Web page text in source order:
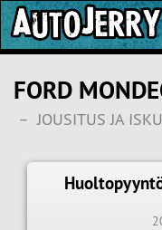
FORD
– JOUSITUS JA